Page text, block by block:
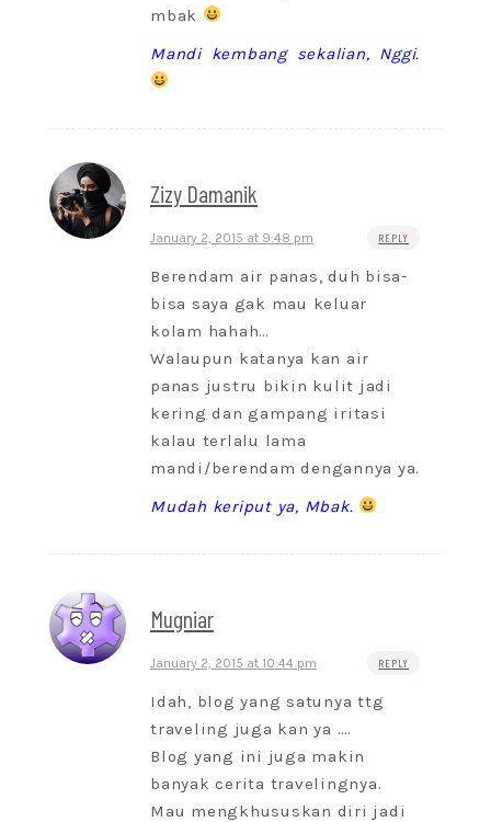
mbak
Mandi kembang sekalian, Nggi.
Zizy Damanik
January 2, 2015 at 9:48 pm REPLY
Berendam air panas, duh bisa-
bisa saya gak mau keluar
kolam hahah…
Walaupun katanya kan air
panas justru bikin kulit jadi
kering dan gampang iritasi
kalau terlalu lama
mandi/berendam dengannya ya.
Mudah keriput ya, Mbak.
Mugniar
January 2, 2015 at 10:44 pm REPLY
Idah, blog yang satunya ttg
traveling juga kan ya ….
Blog yang ini juga makin
banyak cerita travelingnya.
Mau mengkhususkan diri jadi